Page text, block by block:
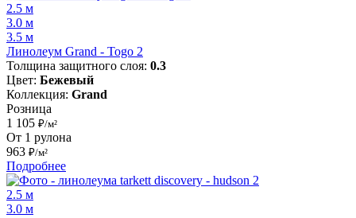
2.5 м
3.0 м
3.5 м
Линолеум Grand - Togo 2
Толщина защитного слоя: 0.3
Цвет: Бежевый
Коллекция: Grand
Розница
1 105 ₽/м²
От 1 рулона
963 ₽/м²
Подробнее
2.5 м
3.0 м